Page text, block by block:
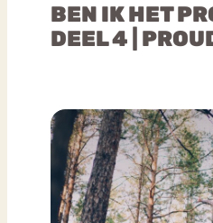
BEN IK HET
DEEL 4 |